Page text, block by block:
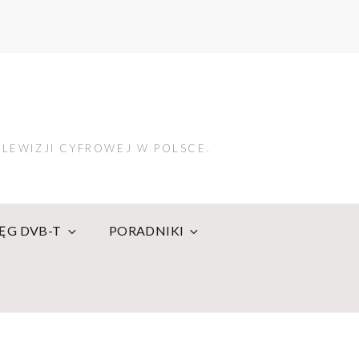
CYFROWEJ W POLSCE.
DVB-T PORADNIKI